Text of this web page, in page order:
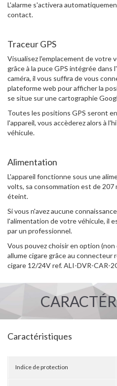
L'alarme s'activera
contact.
Traceur GPS
Visualisez l'emplacement de votre
grâce à la puce GPS intégrée dans
caméra, il vous suffira de vous
plateforme web pour afficher la
se situe sur une cartographie
Toutes les positions GPS seront
l'appareil, vous accèderez alors à
véhicule.
Alimentation
L'appareil fonctionne sous une
volts, sa consommation est de 207
éteint.
Si vous n'avez aucune
l'alimentation de votre véhicule, il
par un professionnel.
Vous pouvez choisir en option
allume cigare grâce au connecteur
cigare 12/24V ref. ALI-DVR-CAR-
Caractéristiques
Indice de protection